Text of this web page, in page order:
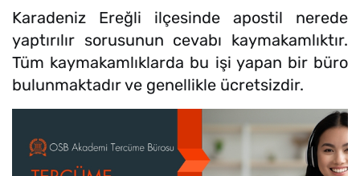
Karadeniz Ereğli ilçesinde apostil nerede
yaptırılır sorusunun cevabı kaymakamlıktır.
Tüm kaymakamlıklarda bu işi yapan bir büro
bulunmaktadır ve genellikle ücretsizdir.